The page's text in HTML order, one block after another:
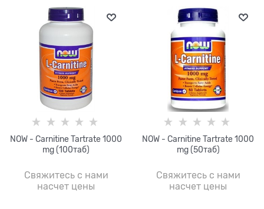
NOW - Carnitine Tartrate 1000
mg (100таб)
Свяжитесь с нами
насчет цены
NOW - Carnitine Tartrate 1000
mg (50таб)
Свяжитесь с нами
насчет цены